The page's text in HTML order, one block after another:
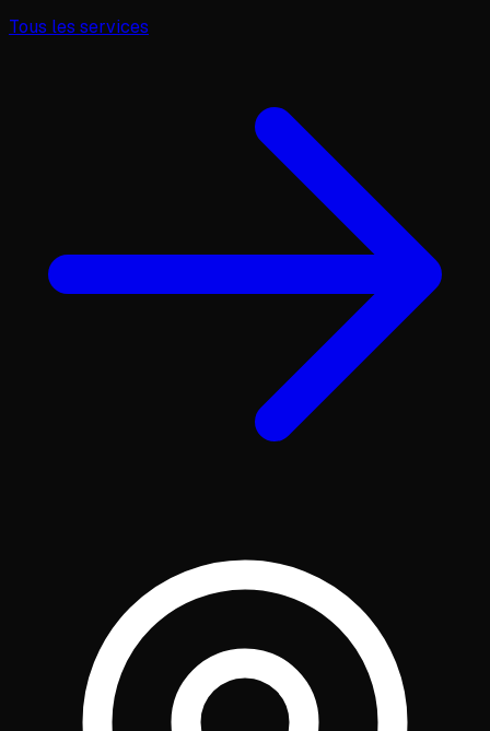
Tous les services